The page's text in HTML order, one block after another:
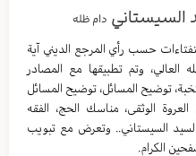
السيستاني دام ظله
حسب رأي المرجع الديني آية
العالي، وتم تطبيقها مع المصادر
توضيح المسائل، توضيح المسائل
العروة الوثقى، مناسك الحج، الفقه
السيستاني.. وتعرض مع تبويب
الكرام.